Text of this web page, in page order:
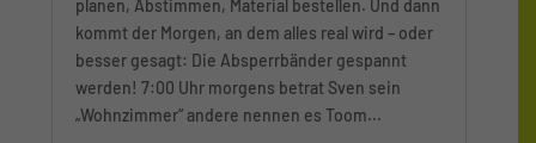
planen, Abstimmen, Material bestellen. Und dann
kommt der Morgen, an dem alles real wird – oder
besser gesagt: Die Absperrbänder gespannt
werden! 7:00 Uhr morgens betrat Sven sein
„Wohnzimmer“ andere nennen es Toom...